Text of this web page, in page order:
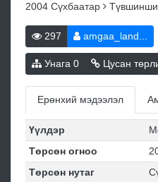
2004 Сүхбаатар
297 amgaa_land...
Унага 0 Цусан
Ерөнхий мэдээлэл
Үүлдэр
Төрсөн огноо
Төрсөн нутаг